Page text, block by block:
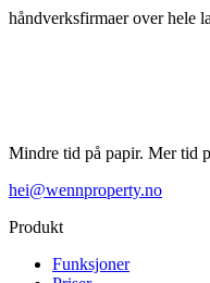
håndverksfirmaer over hele
Mindre tid på papir. Mer tid
hei@wennproperty.no
Produkt
Funksjoner